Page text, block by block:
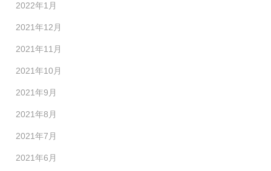
2022年1月
2021年12月
2021年11月
2021年10月
2021年9月
2021年8月
2021年7月
2021年6月